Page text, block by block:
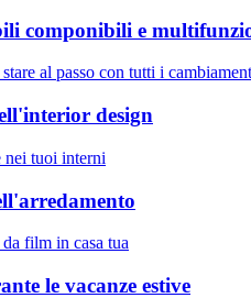
componibili e
al passo con tutti i
design
nei tuoi interni
film in casa tua
le vacanze estive